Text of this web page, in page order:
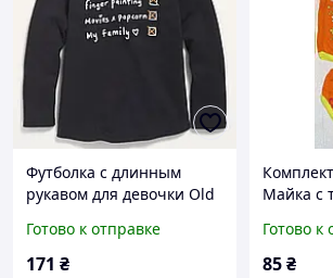
Футболка с длинным
рукавом для девочки Old
Готово к отправке
171 ₴
Майка с
80)
Готово к
85₴